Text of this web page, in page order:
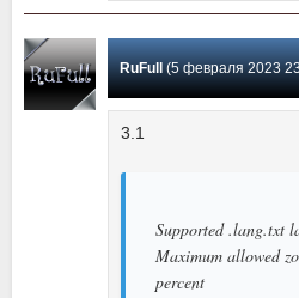
RuFull(5 февраля 2023 23:26)
3.1
Supported .lang.txt
Maximum allowed
percent